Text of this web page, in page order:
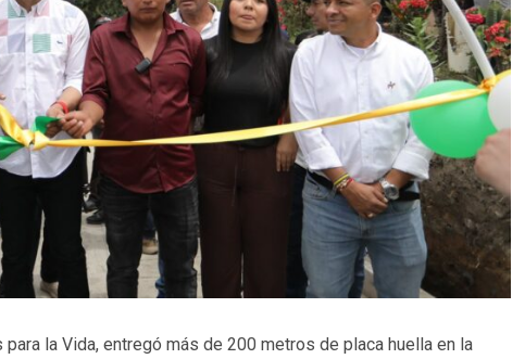
la Vida, entregó más de 200 metros de placa huella en la